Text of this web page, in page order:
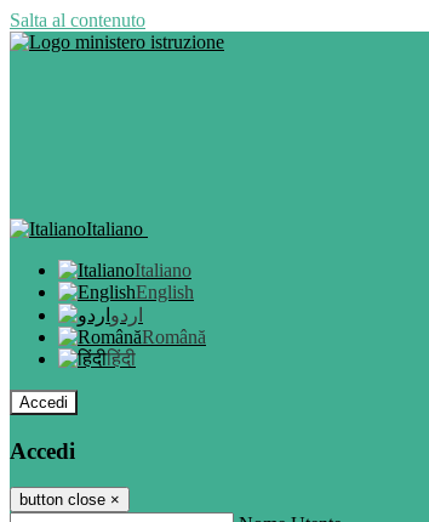
Salta al contenuto
Italiano
Italiano
English
اردو
Română
हिंदी
Accedi
Accedi
button close ×